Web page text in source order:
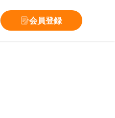
会員登録